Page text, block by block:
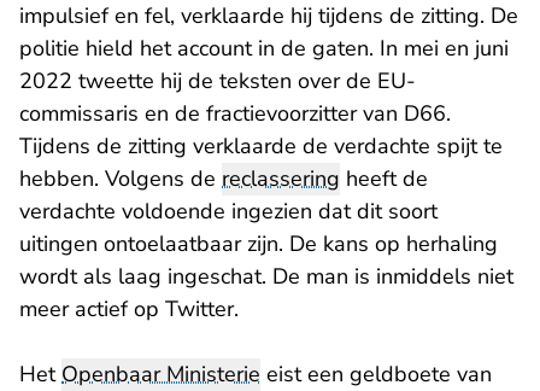
impulsief en fel, verklaarde hij tijdens de zitting. De
politie hield het account in de gaten. In mei en juni
2022 tweette hij de teksten over de EU-
commissaris en de fractievoorzitter van D66.
Tijdens de zitting verklaarde de verdachte spijt te
hebben. Volgens de reclassering heeft de
verdachte voldoende ingezien dat dit soort
uitingen ontoelaatbaar zijn. De kans op herhaling
wordt als laag ingeschat. De man is inmiddels niet
meer actief op Twitter.
HetOpenbaar Ministerie eist een geldboete van